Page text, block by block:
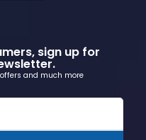
sign up for
and much more